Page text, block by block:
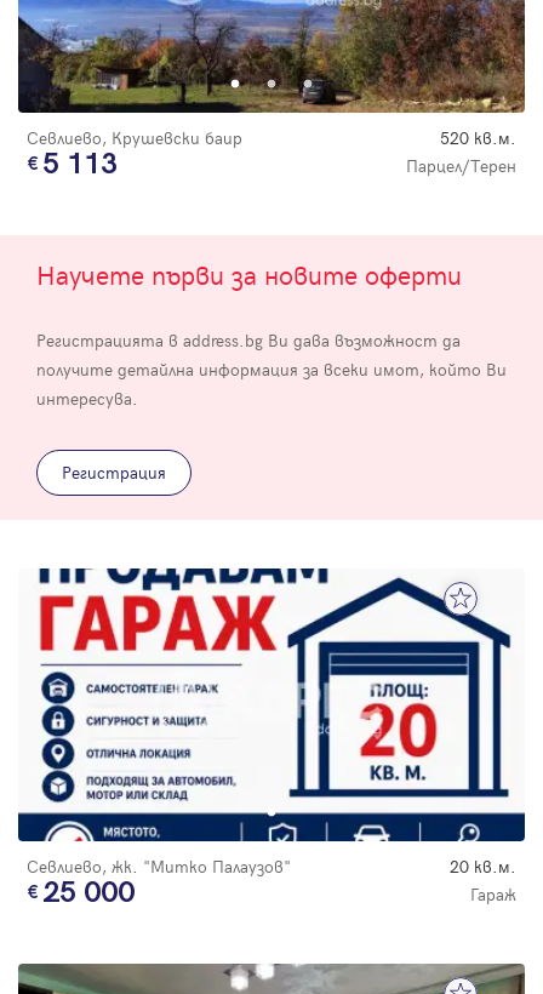
Севлиево, Крушевски баир 520 кв.м.
5 113 Парцел/Терен
Научете първи за новите оферти
Регистрацията в address.bg Ви дава възможност да
получите детайлна информация за всеки имот, който Ви
интересува.
Регистрация
Севлиево, жк. "Митко Палаузов" 20 кв.м.
25 000 Гараж